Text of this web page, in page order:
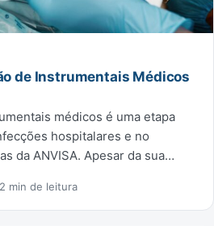
de Instrumentais Médicos
médicos é uma etapa
hospitalares e no
da ANVISA. Apesar da sua…
2 min de leitura